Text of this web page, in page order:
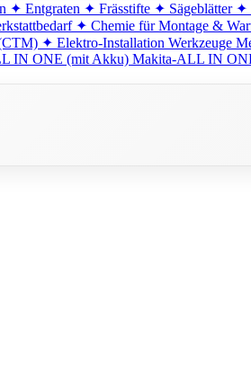
✦ Entgraten ✦ Frässtifte ✦ Sägeblätter ✦
✦ Chemie für Montage &
✦ Elektro-Installation Werkzeuge
IN ONE (mit Akku) Makita-ALL IN